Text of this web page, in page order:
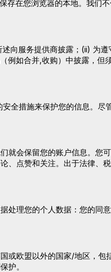
存在您浏览器的本地。我们
向服务提供商披露；(ii) 为
例如合并,收购）中披露，但
全措施来保护您的信息。
就会保留您的账户信息。您
、点赞和关注。出于法律、
处理您的个人数据：您的同
或欧盟以外的国家/地区，
护。